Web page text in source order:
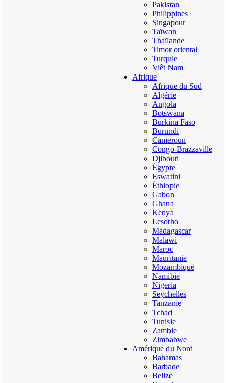
Pakistan
Philippines
Singapour
Taïwan
Thaïlande
Timor oriental
Turquie
Viêt Nam
Afrique
Afrique du Sud
Algérie
Angola
Botswana
Burkina Faso
Burundi
Cameroun
Congo-Brazzaville
Djibouti
Égypte
Eswatini
Éthiopie
Gabon
Ghana
Kenya
Lesotho
Madagascar
Malawi
Maroc
Mauritanie
Mozambique
Namibie
Nigeria
Seychelles
Tanzanie
Tchad
Tunisie
Zambie
Zimbabwe
Amérique du Nord
Bahamas
Barbade
Belize